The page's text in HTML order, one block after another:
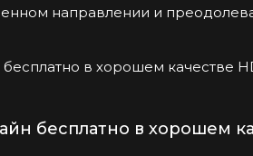
направлении и
бесплатно в хорошем качестве
бесплатно в хорошем